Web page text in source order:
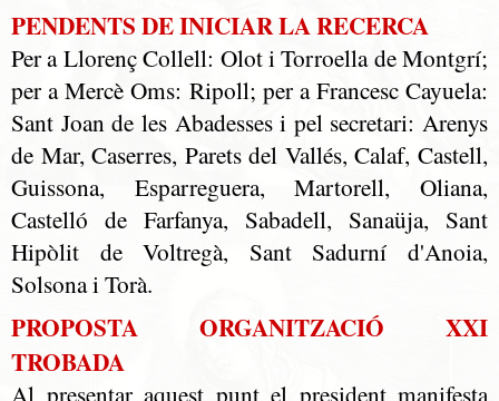
PENDENTS DE INICIAR LA RECERCA
Per a Llorenç Collell: Olot i Torroella de Montgrí;
per a Mercè Oms: Ripoll; per a Francesc Cayuela:
Sant Joan de les Abadesses i pel secretari: Arenys
de Mar, Caserres, Parets del Vallés, Calaf, Castell,
Guissona, Esparreguera, Martorell, Oliana,
Castelló de Farfanya, Sabadell, Sanaüja, Sant
Hipòlit de Voltregà, Sant Sadurní d'Anoia,
Solsona i Torà.
PROPOSTA ORGANITZACIÓ XXI
TROBADA
Al presentar aquest punt el president manifesta